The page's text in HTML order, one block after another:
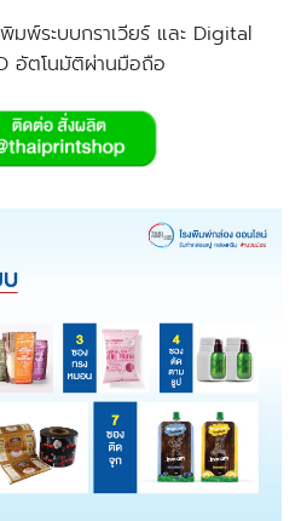
พ์ระบบกราเวียร์ และ Digital
อัตโนมัติผ่านมือถือ